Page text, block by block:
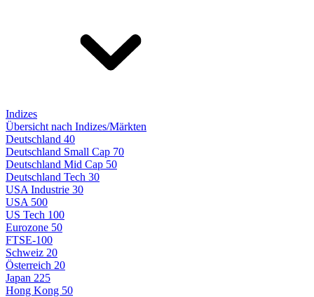
Indizes
Übersicht nach Indizes/Märkten
Deutschland 40
Deutschland Small Cap 70
Deutschland Mid Cap 50
Deutschland Tech 30
USA Industrie 30
USA 500
US Tech 100
Eurozone 50
FTSE-100
Schweiz 20
Österreich 20
Japan 225
Hong Kong 50